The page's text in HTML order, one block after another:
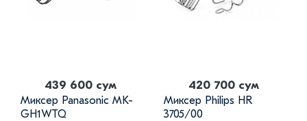
439 600 сум
Миксер Panasonic MK-
GH1WTQ
420 700 сум
Миксер Philips HR
3705/00